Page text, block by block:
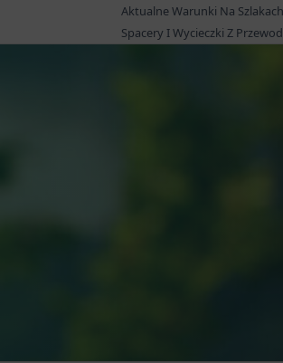
Aktualne Warunki Na Szlakach
Spacery I Wycieczki Z